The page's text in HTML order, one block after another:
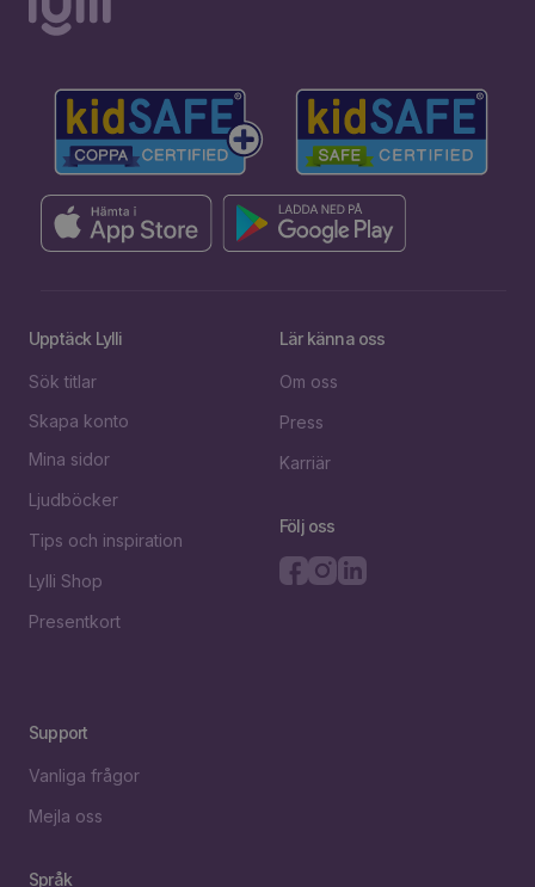
Upptäck Lylli
Sök titlar
Skapa konto
Mina sidor
Ljudböcker
Tips och inspiration
Lylli Shop
Presentkort
Lär känna oss
Om oss
Press
Karriär
Följ oss
Support
Vanliga frågor
Mejla oss
Språk